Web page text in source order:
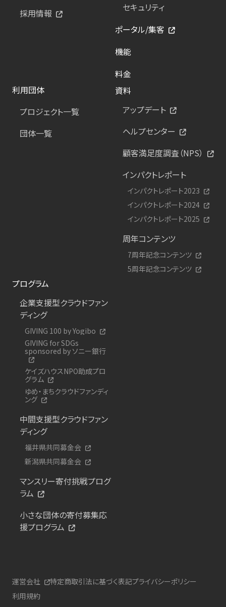
採用情報
セキュリティ
ポータル/集客
機能
料金
利用団体
プロジェクト一覧
団体一覧
資料
アップデート
ヘルプセンター
顧客満足度調査（NPS）
インパクトレポート
インパクトレポート2023
インパクトレポート2024
インパクトレポート2025
周年コンテンツ
7周年記念コンテンツ
5周年記念コンテンツ
プログラム
企業支援型クラウドファン
ディング
GIVING 100 by Yogibo
GIVING for SDGs
sponsored by ソニー銀行
ケイズハウスNPO助成プロ
グラム
ゆめ・まちクラウドファンディ
ング
中間支援型クラウドファン
ディング
福井県共同募金会
新潟県共同募金会
マンスリー寄付挑戦プログ
ラム
小さな団体の寄付募集応
援プログラム
運営会社 特定商取引法に基づく表記プライバシーポリシー
利用規約